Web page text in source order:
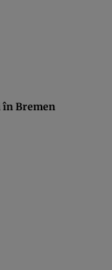
în Bremen